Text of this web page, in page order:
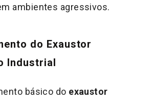
ambientes agressivos.
do Exaustor
Industrial
básico do exaustor